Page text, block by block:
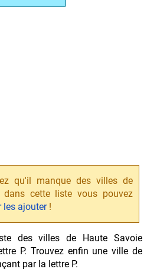
qu'il manque des villes de
dans cette liste vous pouvez
les ajouter!
des villes de Haute Savoie
P. Trouvez enfin une ville de
par la lettre P.